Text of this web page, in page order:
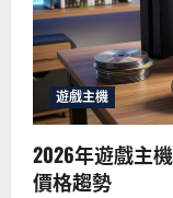
遊戲主機
2026年遊戲主
價格趨勢